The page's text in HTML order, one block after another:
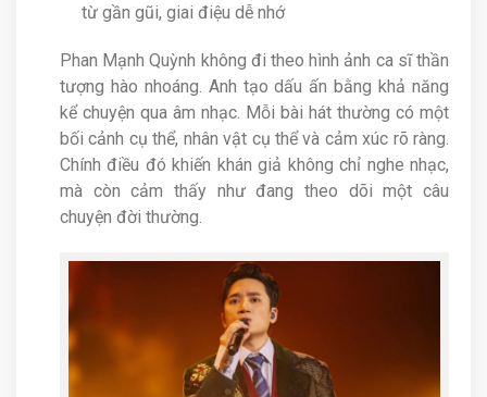
từ gần gũi, giai điệu dễ nhớ
Phan Mạnh Quỳnh không đi theo hình ảnh ca sĩ thần
tượng hào nhoáng. Anh tạo dấu ấn bằng khả năng
kể chuyện qua âm nhạc. Mỗi bài hát thường có một
bối cảnh cụ thể, nhân vật cụ thể và cảm xúc rõ ràng.
Chính điều đó khiến khán giả không chỉ nghe nhạc,
mà còn cảm thấy như đang theo dõi một câu
chuyện đời thường.